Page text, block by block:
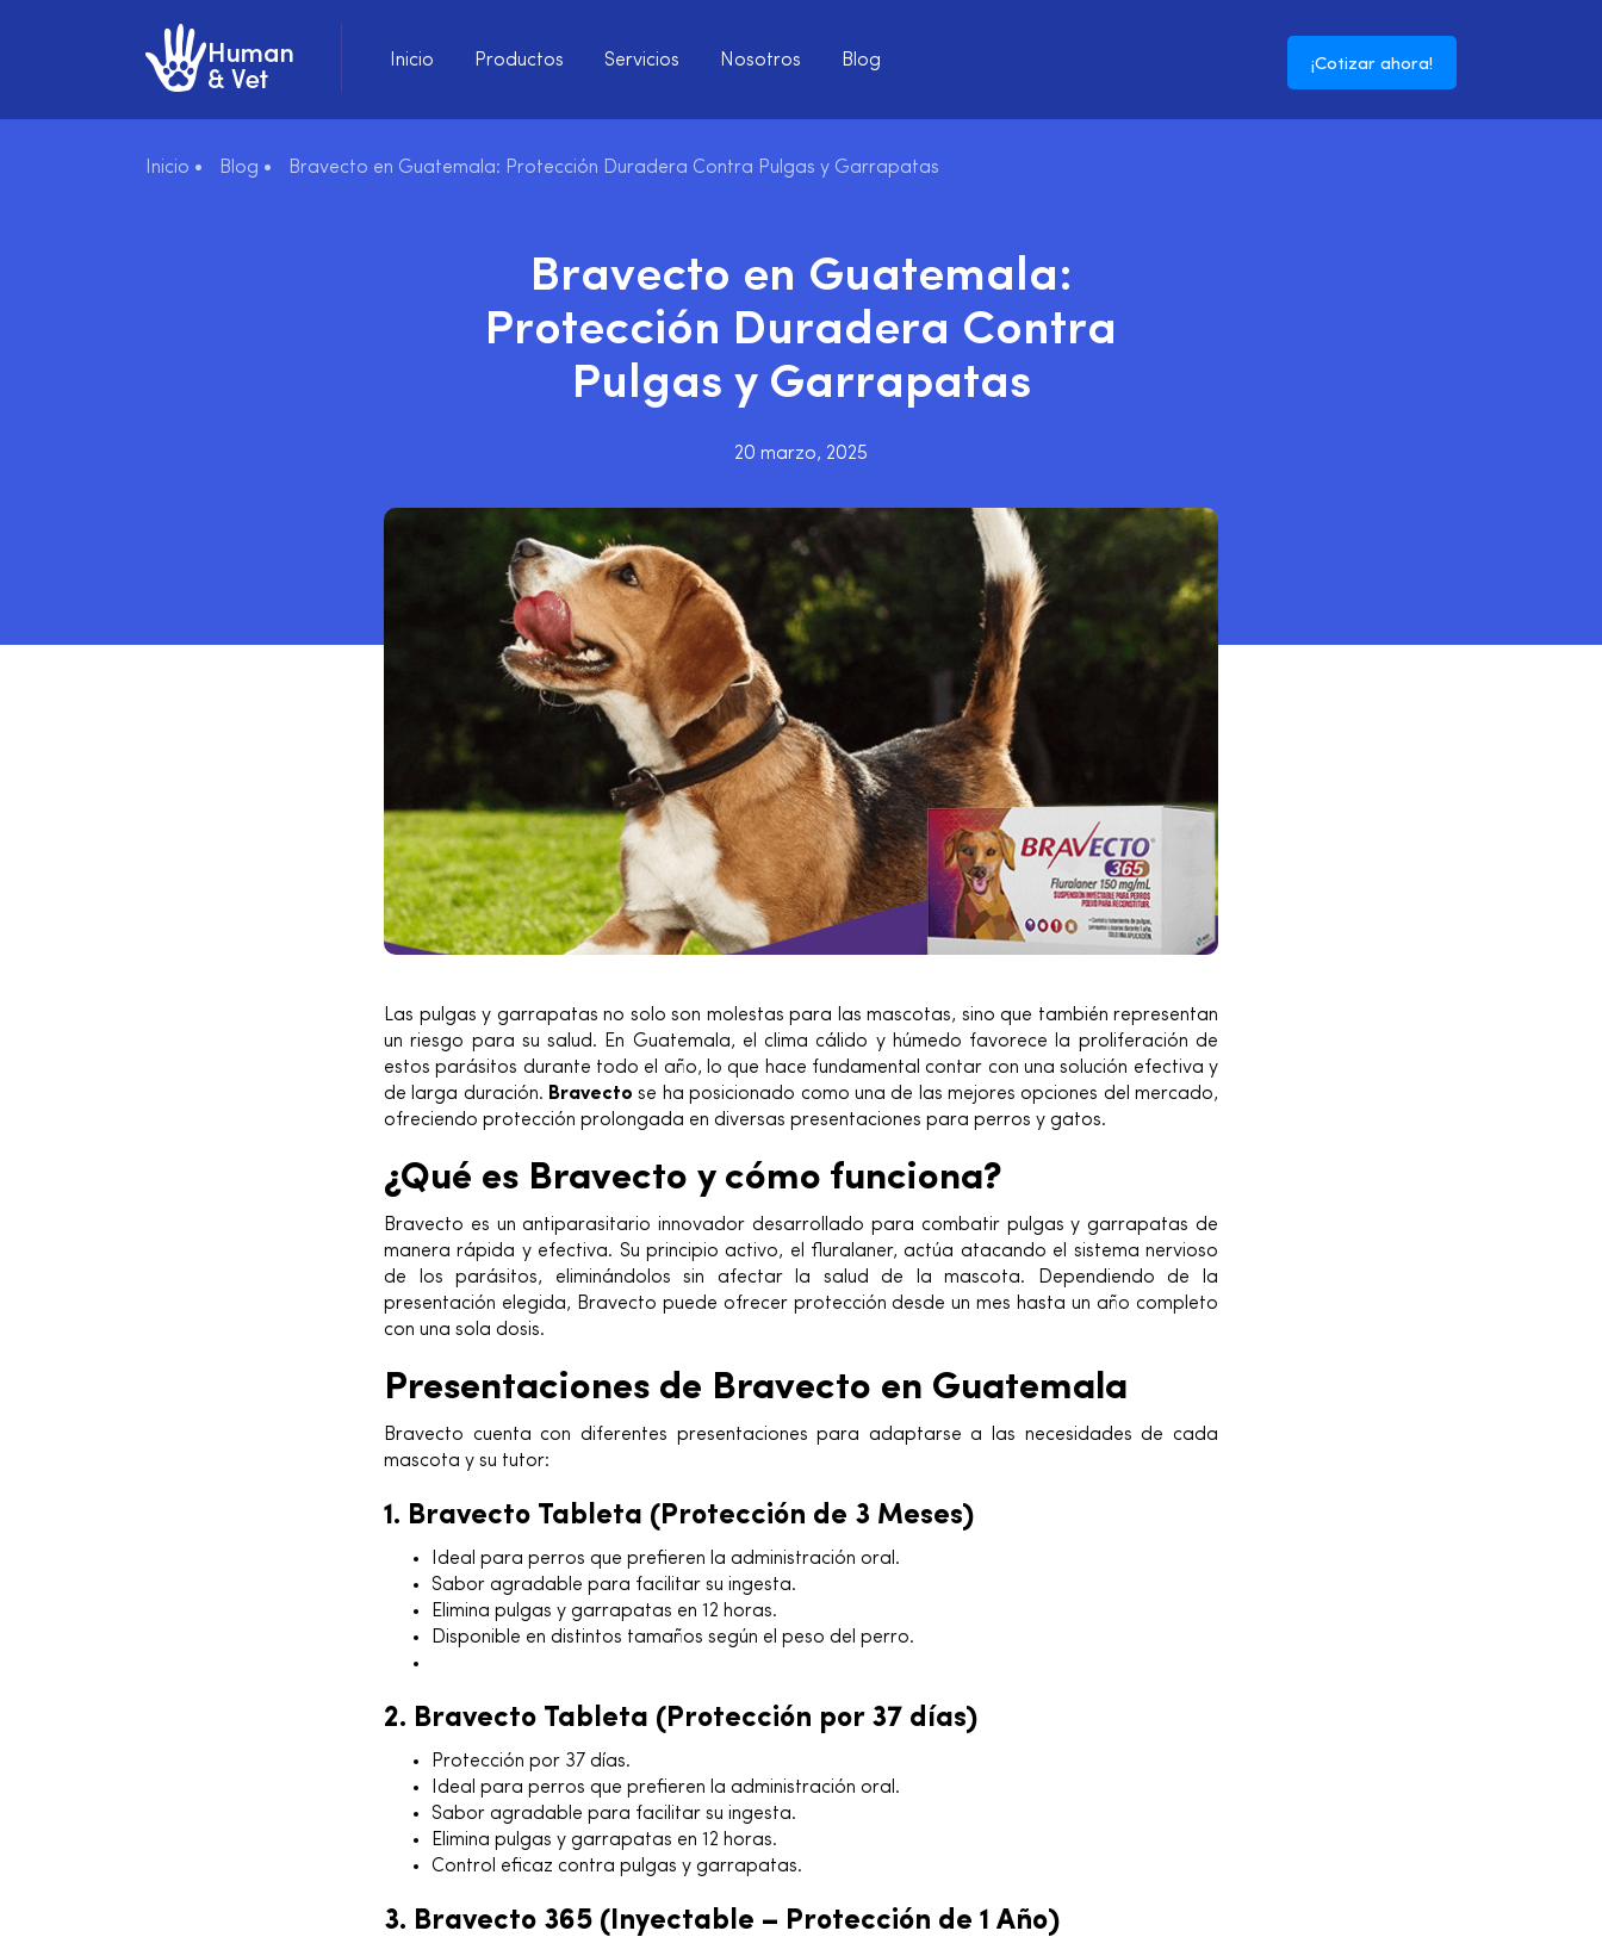
Inicio Productos Servicios Nosotros Blog ¡Cotizar ahora!
Inicio • Blog • Bravecto en Guatemala: Protección Duradera Contra Pulgas y Garrapatas
Bravecto en Guatemala:
Protección Duradera Contra
Pulgas y Garrapatas
20 marzo, 2025
Las pulgas y garrapatas no solo son molestas para las mascotas, sino que también representan
un riesgo para su salud. En Guatemala, el clima cálido y húmedo favorece la proliferación de
estos parásitos durante todo el año, lo que hace fundamental contar con una solución efectiva y
de larga duración. Bravecto se ha posicionado como una de las mejores opciones del mercado,
ofreciendo protección prolongada en diversas presentaciones para perros y gatos.
¿Qué es Bravecto y cómo funciona?
Bravecto es un antiparasitario innovador desarrollado para combatir pulgas y garrapatas de
manera rápida y efectiva. Su principio activo, el fluralaner, actúa atacando el sistema nervioso
de los parásitos, eliminándolos sin afectar la salud de la mascota. Dependiendo de la
presentación elegida, Bravecto puede ofrecer protección desde un mes hasta un año completo
con una sola dosis.
Presentaciones de Bravecto en Guatemala
Bravecto cuenta con diferentes presentaciones para adaptarse a las necesidades de cada
mascota y su tutor:
1. Bravecto Tableta (Protección de 3 Meses)
Ideal para perros que prefieren la administración oral.
Sabor agradable para facilitar su ingesta.
Elimina pulgas y garrapatas en 12 horas.
Disponible en distintos tamaños según el peso del perro.
2. Bravecto Tableta (Protección por 37 días)
Protección por 37 días.
Ideal para perros que prefieren la administración oral.
Sabor agradable para facilitar su ingesta.
Elimina pulgas y garrapatas en 12 horas.
Control eficaz contra pulgas y garrapatas.
3. Bravecto 365 (Inyectable – Protección de 1 Año)